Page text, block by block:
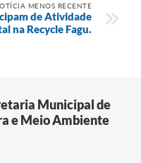
MENOS RECENTE
de Atividade
na Recycle Fagu.
Municipal de
e Meio Ambiente